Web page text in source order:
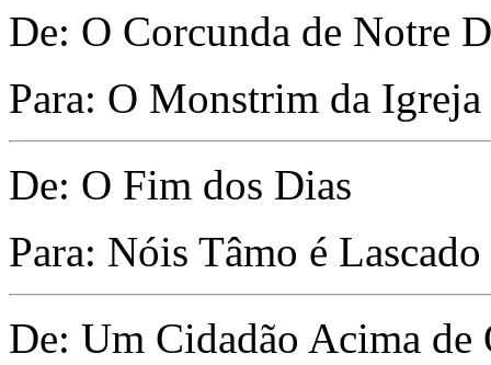
De: O Corcunda de Notre
Para: O Monstrim da
De: O Fim dos Dias
Para: Nóis Tâmo é Lascado
De: Um Cidadão Acima de